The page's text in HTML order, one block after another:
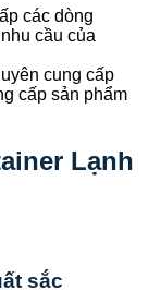
các dòng
cầu của
cung cấp
cấp sản phẩm
Lạnh
sắc